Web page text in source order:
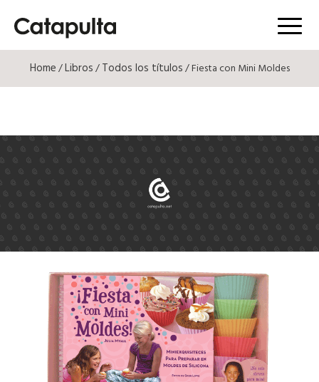
Menú
Home/Libros/Todos los títulos/ Fiesta con Mini Moldes